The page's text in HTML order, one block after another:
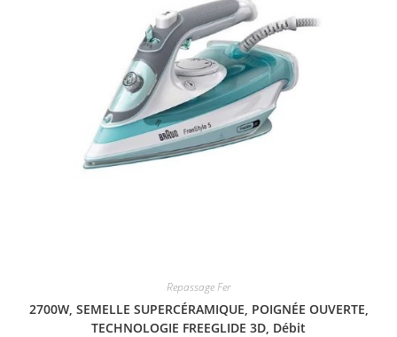
Repassage Fer
2700W, SEMELLE SUPERCÉRAMIQUE, POIGNÉE OUVERTE,
TECHNOLOGIE FREEGLIDE 3D, Débit